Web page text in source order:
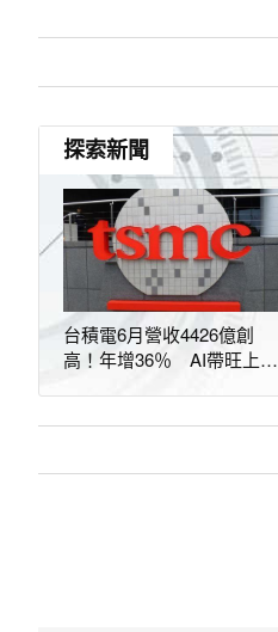
探索新聞
台積電6月營收4426億創
高！年增36％ AI帶旺上半